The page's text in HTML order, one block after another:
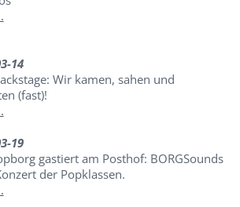
14
Wir kamen, sahen und
(fast)!
19
gastiert am Posthof: BORGSounds
der Popklassen.